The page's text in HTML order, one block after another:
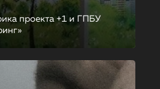
проекта +1 и ГПБУ